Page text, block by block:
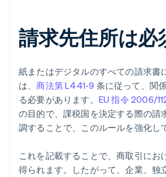
請求先住所は必
紙またはデジタルのすべての請求書
は、商法第 L441-9 条に従って、関
る必要があります。 EU 指令 2006/
の目的で、課税国を決定する際の請
調することで、このルールを強化し
これを記載することで、商取引にお
得られます。したがって、企業、独